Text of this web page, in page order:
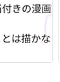
りません。私
と、エンタメ
ればならな